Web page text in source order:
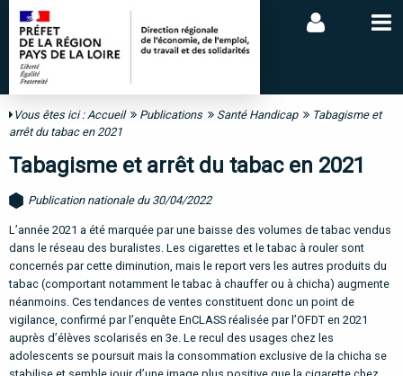
Vous êtes ici :Accueil Publications Santé Handicap
Tabagisme et
arrêt du tabac en 2021
Tabagisme et arrêt du tabac en 2021
Publication nationale du 30/04/2022
L’année 2021 a été marquée par une baisse des volumes de tabac vendus
dans le réseau des buralistes. Les cigarettes et le tabac à rouler sont
concernés par cette diminution, mais le report vers les autres produits du
tabac (comportant notamment le tabac à chauffer ou à chicha) augmente
néanmoins. Ces tendances de ventes constituent donc un point de
vigilance, confirmé par l’enquête EnCLASS réalisée par l’OFDT en 2021
auprès d’élèves scolarisés en 3e. Le recul des usages chez les
adolescents se poursuit mais la consommation exclusive de la chicha se